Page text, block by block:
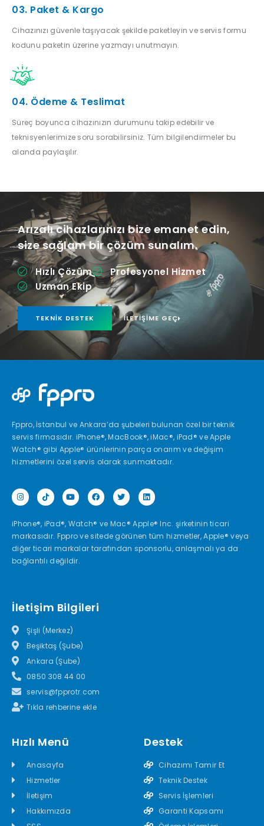
03. Paket & Kargo
Cihazınızı güvenle taşıyacak şekilde paketleyin ve servis formu
kodunu paketin üzerine yazmayı unutmayın.
04. Ödeme & Teslimat
Süreç boyunca cihazınızın durumunu takip edebilir ve
teknisyenlerimize soru sorabilirsiniz. Tüm bilgilendirmeler bu
alanda paylaşılır.
Arızalı cihazlarınızı bize emanet edin,
size sağlam bir çözüm sunalım.
Hızlı Çözüm
Profesyonel Hizmet
Uzman Ekip
TEKNIK DESTEK İLETIŞIME GEÇ
Fppro, İstanbul ve Ankara’da şubeleri bulunan özel bir teknik
servis firmasıdır. iPhone®, MacBook®, iMac®, iPad® ve Apple
Watch® gibi Apple® ürünlerinin parça onarım ve değişim
hizmetlerini özel servis olarak sunmaktadır.
iPhone®, iPad®, Watch® ve Mac® Apple® Inc. şirketinin ticari
markasıdır. Fppro ve sitede görünen tüm hizmetler, Apple® veya
diğer ticari markalar tarafından sponsorlu, anlaşmalı ya da
bağlantılı değildir.
İletişim Bilgileri
Şişli (Merkez)
Beşiktaş (Şube)
Ankara (Şube)
0850 308 44 00
servis@fpprotr.com
Tıkla rehberine ekle
Hızlı Menü
Anasayfa
Hizmetler
İletişim
Hakkımızda
Destek
Cihazımı Tamir Et
Teknik Destek
Servis İşlemleri
Garanti Kapsamı